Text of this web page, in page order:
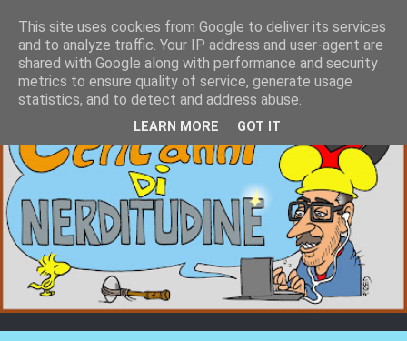
This site uses cookies from Google to deliver its services
and to analyze traffic. Your IP address and user-agent are
shared with Google along with performance and security
metrics to ensure quality of service, generate usage
statistics, and to detect and address abuse.
LEARN MORE GOT IT